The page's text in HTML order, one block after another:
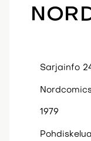
Sarjainfo
1979